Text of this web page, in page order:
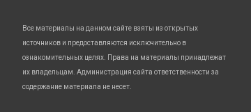
Все материалы на данном сайте взяты из открытых
источников и предоставляются исключительно в
ознакомительных целях. Права на материалы принадлежат
их владельцам. Администрация сайта ответственности за
содержание материала не несет.